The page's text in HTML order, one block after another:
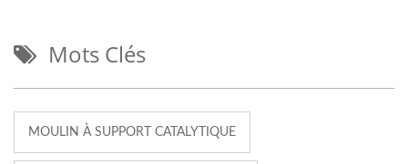
Mots Clés
MOULIN À SUPPORT CATALYTIQUE